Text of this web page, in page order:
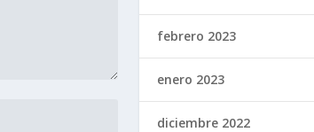
febrero 2023
enero 2023
diciembre 2022